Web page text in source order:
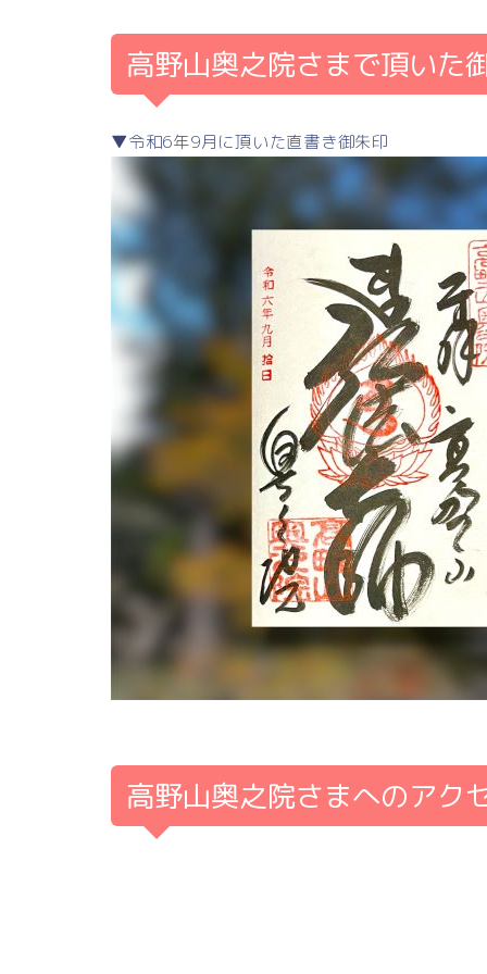
高野山奥之院さまで頂いた
▼令和6年9月に頂いた直書き御朱印
高野山奥之院さまへのアク